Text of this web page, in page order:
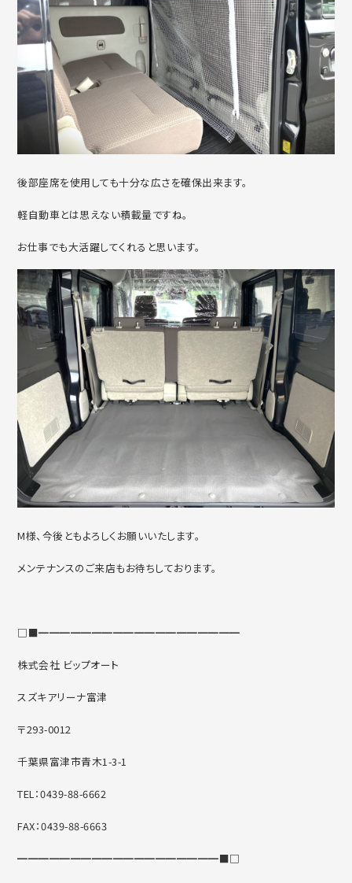
後部座席を使用しても十分な広さを確保出来ます。
軽自動車とは思えない積載量ですね。
お仕事でも大活躍してくれると思います。
M様、今後ともよろしくお願いいたします。
メンテナンスのご来店もお待ちしております。
□■━━━━━━━━━━━━━━━━━━━
株式会社 ビップオート
スズキアリーナ富津
〒293-0012
千葉県富津市青木1-3-1
TEL：0439-88-6662
FAX：0439-88-6663
━━━━━━━━━━━━━━━━━━━■□